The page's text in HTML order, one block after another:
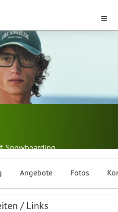
,Snowboarding...
Angebote Fotos
/ Links